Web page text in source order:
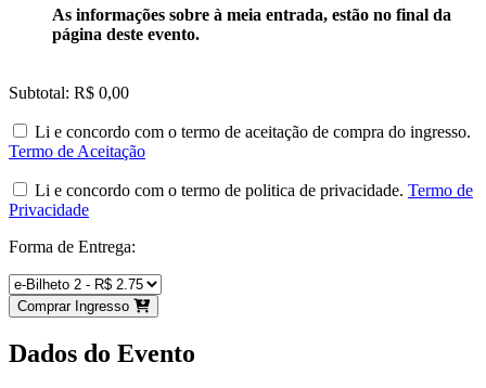
As informações sobre à meia entrada, estão no final da
página deste evento.
Subtotal: R$ 0,00
Li e concordo com o termo de aceitação de compra do ingresso.
Termo de Aceitação
Li e concordo com o termo de politica de privacidade. Termo de
Privacidade
Forma de Entrega:
Comprar Ingresso
Dados do Evento